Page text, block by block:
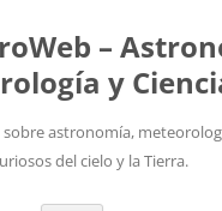
–
y
sobre astronomía,
del cielo y la Tierra.